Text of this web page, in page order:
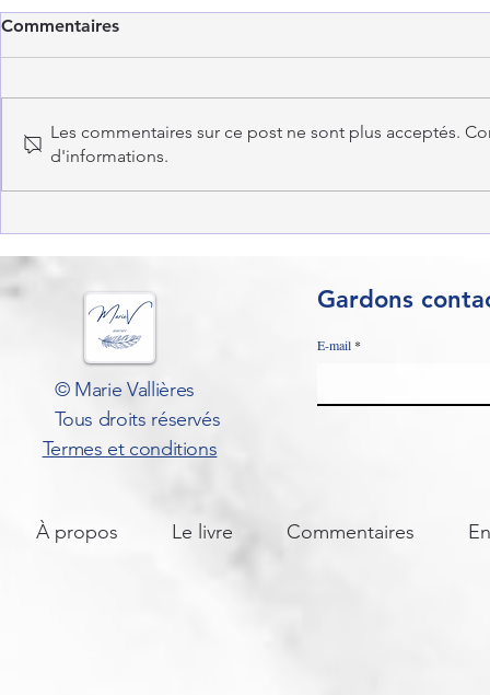
Commentaires
Les commentaires sur ce post ne sont plus acceptés.
d'informations.
© Marie Vallières
Tous droits réservés
Termes et conditions
Gardons
E-mail
À propos Le livre Commentaires